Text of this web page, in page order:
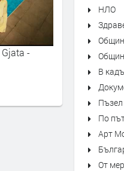
"Bésame
Rodriguez
Jazz Festival
преди 5 часа
НЛО
В
Пъзел
По
Арт
От